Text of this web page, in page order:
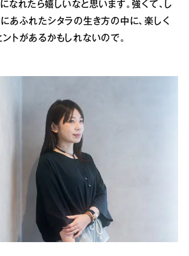
なれたら嬉しいなと思います。強くて、し
あふれたシタラの生き方の中に、楽しく
トがあるかもしれないので。